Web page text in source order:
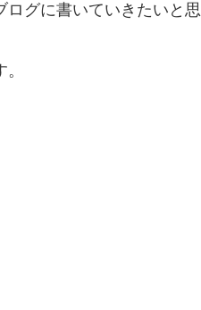
ログに書いていきたいと思